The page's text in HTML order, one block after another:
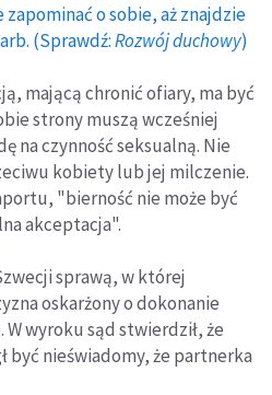
o sobie, aż znajdzie
(Sprawdź:Rozwój duchowy)
mającą chronić ofiary, ma być
strony muszą wcześniej
na czynność seksualną. Nie
kobiety lub jej milczenie.
"bierność nie może być
akceptacja".
sprawą, w której
oskarżony o dokonanie
wyroku sąd stwierdził, że
być nieświadomy, że partnerka